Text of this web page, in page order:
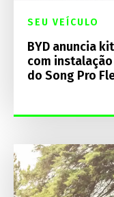
SEU VEÍCULO
BYD anuncia
com
do Song Pro